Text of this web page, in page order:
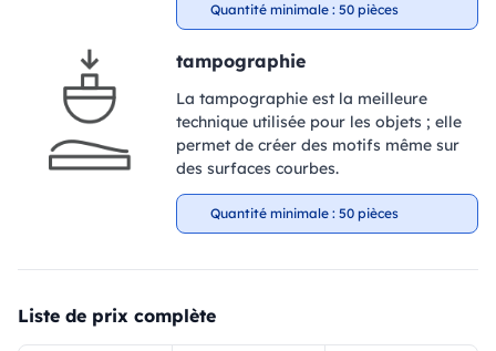
Quantité minimale : 50 pièces
tampographie
La tampographie est la meilleure
technique utilisée pour les objets ; elle
permet de créer des motifs même sur
des surfaces courbes.
Quantité minimale : 50 pièces
Liste de prix complète